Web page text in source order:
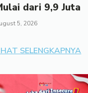
dari 9,9 Juta
5, 2026
SELENGKAPNYA